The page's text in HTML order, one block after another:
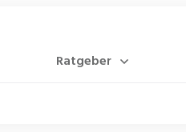
Ratgeber